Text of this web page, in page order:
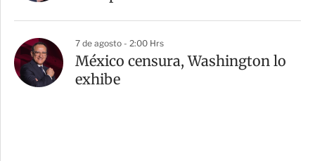
7 de agosto - 2:00 Hrs
México censura, Washington lo
exhibe